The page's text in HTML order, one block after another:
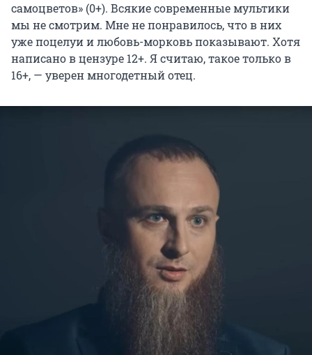
самоцветов» (0+). Всякие современные мультики
мы не смотрим. Мне не понравилось, что в них
уже поцелуи и любовь-морковь показывают. Хотя
написано в цензуре 12+. Я считаю, такое только в
16+, — уверен многодетный отец.